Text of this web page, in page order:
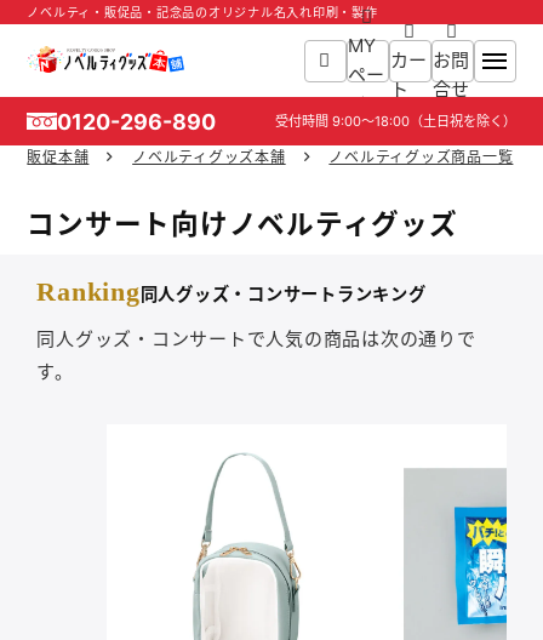
ノベルティ・販促品・記念品のオリジナル名入れ印刷・製作
MY
ペー
ジ
カー
ト
お問
合せ
0120-296-890 受付時間 9:00～18:00（土日祝を除く）
商品一覧
ご利用ガイド
よくあるご質問
販促本舗 ノベルティグッズ本舗 ノベルティグッズ商品一覧
コンサート向けノベルティグッズ
Ranking同人グッズ・コンサートランキング
同人グッズ・コンサートで人気の商品は次の通りで
す。